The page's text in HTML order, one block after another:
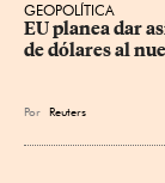
GEOPOLÍTICA
EU planea dar
de dólares al
Por Reuters